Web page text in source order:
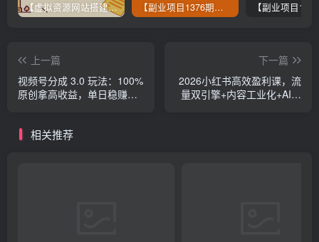
【虚拟资源网站搭建服务】加盟本站系统，做一个和本站一样的独立网站，躺赚的项目 【副业项目1376期】龟课最新闲鱼项目玩法实战教程_全新升级月收益几千到几万
上一篇
视频号分成 3.0 玩法：100%
原创拿高收益，单日稳赚
下一篇
2026小红书高效盈利课，流
量双引擎+内容工业化+AI中
相关推荐